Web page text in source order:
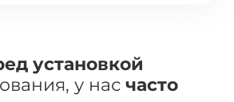
установкой
у нас часто